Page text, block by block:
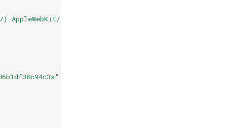
537.36 (KHTML, like Gecko) Chrome/